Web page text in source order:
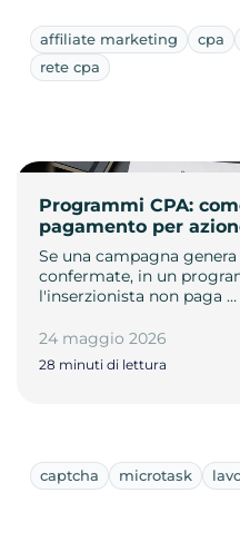
affiliate marketing cpa
rete cpa
Programmi CPA:
pagamento per
Se una campagna
confermate, in un
l'inserzionista non paga …
24 maggio 2026
28 minuti di lettura
captcha microtask